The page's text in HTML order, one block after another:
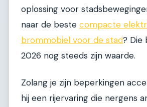
oplossing voor
naar de beste compacte
brommobiel voor de stad? Die
2026 nog steeds zijn waarde.
Zolang je zijn beperkingen
hij een rijervaring die nergens